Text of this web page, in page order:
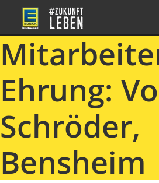
Ehrung:
Schröder,
Bensheim